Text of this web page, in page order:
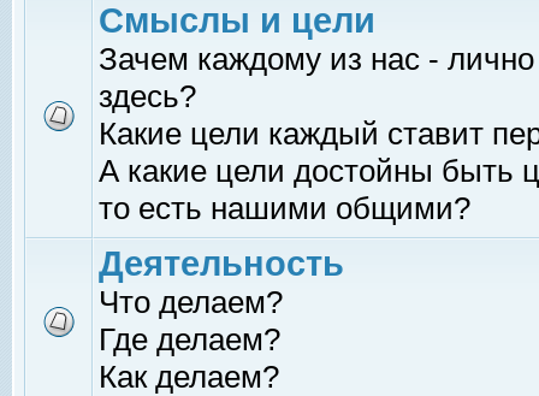
Смыслы и цели
Зачем каждому из нас -
здесь?
Какие цели каждый ставит
А какие цели достойны быть
то есть нашими общими?
Деятельность
Что делаем?
Где делаем?
Как делаем?